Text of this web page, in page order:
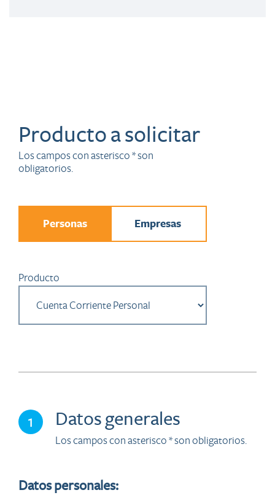
Producto a solicitar
Los campos con asterisco * son
obligatorios.
Personas Empresas
Producto
1 Datos generales
Los campos con asterisco * son obligatorios.
Datos personales: